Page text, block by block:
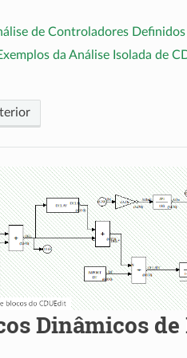
de Controladores
da Análise Isolada de
Dinâmicos